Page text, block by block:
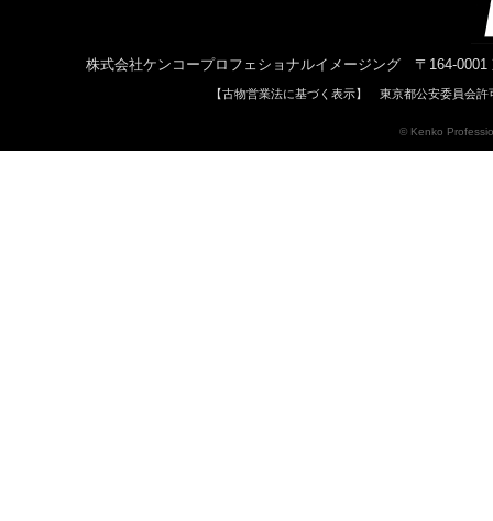
株式会社ケンコープロフェショナルイメージング 〒164-
【古物営業法に基づく表示】 東京都公安委員会
© Kenko